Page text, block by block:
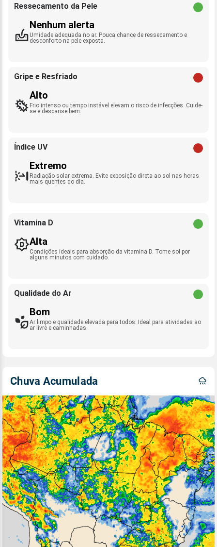
Ressecamento da Pele
Nenhum alerta
Umidade adequada no ar. Pouca chance de ressecamento e
desconforto na pele exposta.
Gripe e Resfriado
Alto
Frio intenso ou tempo instável elevam o risco de infecções. Cuide-
se e descanse bem.
Índice UV
Extremo
Radiação solar extrema. Evite exposição direta ao sol nas horas
mais quentes do dia.
Vitamina D
Alta
Condições ideais para absorção da vitamina D. Tome sol por
alguns minutos com cuidado.
Qualidade do Ar
Bom
Ar limpo e qualidade elevada para todos. Ideal para atividades ao
ar livre e caminhadas.
Chuva Acumulada